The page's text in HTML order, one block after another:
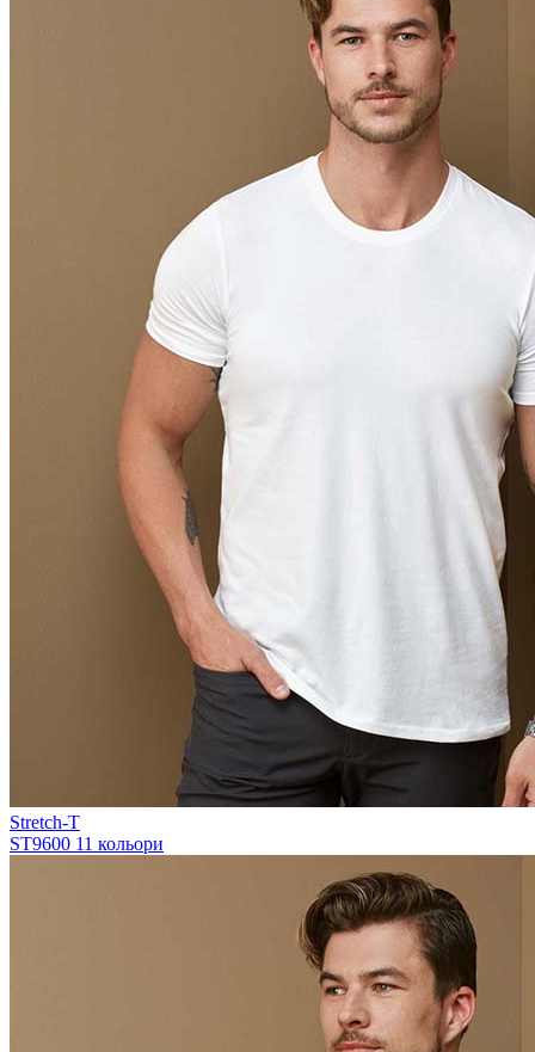
Stretch-T
ST9600 11 кольори